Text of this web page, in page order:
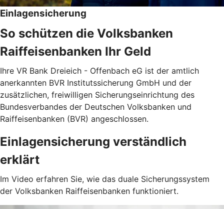
Einlagensicherung
So schützen die Volksbanken
Raiffeisenbanken Ihr Geld
Ihre VR Bank Dreieich - Offenbach eG ist der amtlich
anerkannten BVR Institutssicherung GmbH und der
zusätzlichen, freiwilligen Sicherungseinrichtung des
Bundesverbandes der Deutschen Volksbanken und
Raiffeisenbanken (BVR) angeschlossen.
Einlagensicherung verständlich
erklärt
Im Video erfahren Sie, wie das duale Sicherungssystem
der Volksbanken Raiffeisenbanken funktioniert.